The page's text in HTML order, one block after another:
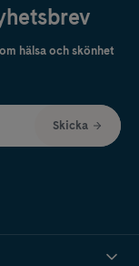
hälsa och skönhet
Skicka